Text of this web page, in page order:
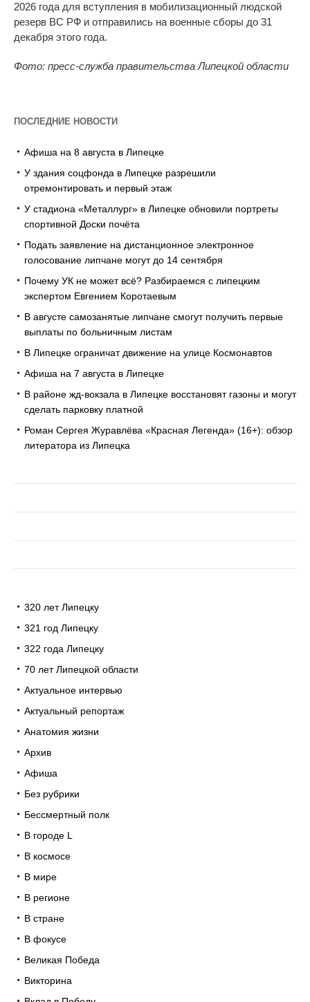
2026 года для вступления в мобилизационный людской
резерв ВС РФ и отправились на военные сборы до 31
декабря этого года.
Фото: пресс-служба правительства Липецкой области
ПОСЛЕДНИЕ НОВОСТИ
Афиша на 8 августа в Липецке
У здания соцфонда в Липецке разрешили
отремонтировать и первый этаж
У стадиона «Металлург» в Липецке обновили портреты
спортивной Доски почёта
Подать заявление на дистанционное электронное
голосование липчане могут до 14 сентября
Почему УК не может всё? Разбираемся с липецким
экспертом Евгением Коротаевым
В августе самозанятые липчане смогут получить первые
выплаты по больничным листам
В Липецке ограничат движение на улице Космонавтов
Афиша на 7 августа в Липецке
В районе жд-вокзала в Липецке восстановят газоны и могут
сделать парковку платной
Роман Сергея Журавлёва «Красная Легенда» (16+): обзор
литератора из Липецка
320 лет Липецку
321 год Липецку
322 года Липецку
70 лет Липецкой области
Актуальное интервью
Актуальный репортаж
Анатомия жизни
Архив
Афиша
Без рубрики
Бессмертный полк
В городе L
В космосе
В мире
В регионе
В стране
В фокусе
Великая Победа
Викторина